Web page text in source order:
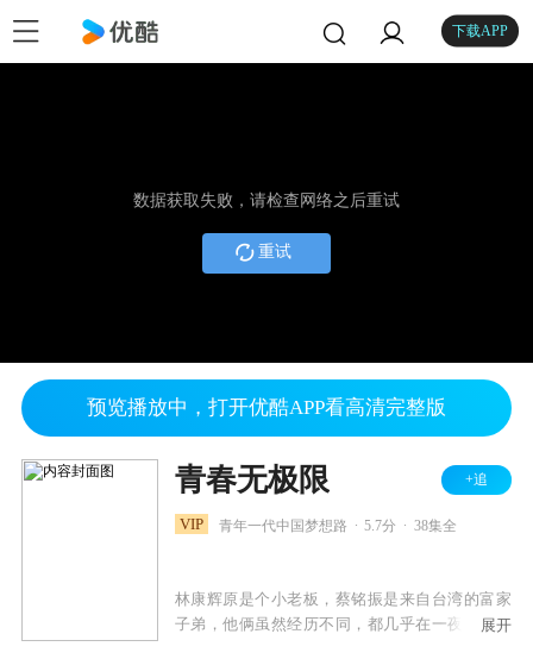
下载APP
数据获取失败，请检查网络之后重试
重试
预览播放中，打开优酷APP看高清完整版
青春无极限 +追
VIP 青年一代中国梦想路 5.7分 38集全
林康辉原是个小老板，蔡铭振是来自台湾的富家
子弟，他俩虽然经历不同，都几乎在一夜之间成
展开